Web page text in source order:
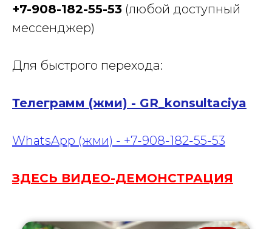
+7-908-182-55-53 (любой доступный
мессенджер)
Для быстрого перехода:
Телеграмм (жми) - GR_konsultaciya
WhatsApp (жми) - +7-908-182-55-53
ЗДЕСЬ ВИДЕО-ДЕМОНСТРАЦИЯ